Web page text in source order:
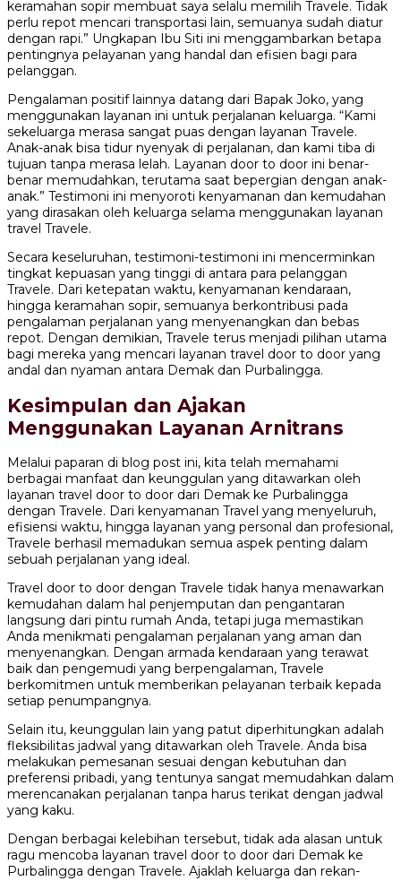
keramahan sopir membuat saya selalu memilih Travele. Tidak
perlu repot mencari transportasi lain, semuanya sudah diatur
dengan rapi.” Ungkapan Ibu Siti ini menggambarkan betapa
pentingnya pelayanan yang handal dan efisien bagi para
pelanggan.
Pengalaman positif lainnya datang dari Bapak Joko, yang
menggunakan layanan ini untuk perjalanan keluarga. “Kami
sekeluarga merasa sangat puas dengan layanan Travele.
Anak-anak bisa tidur nyenyak di perjalanan, dan kami tiba di
tujuan tanpa merasa lelah. Layanan door to door ini benar-
benar memudahkan, terutama saat bepergian dengan anak-
anak.” Testimoni ini menyoroti kenyamanan dan kemudahan
yang dirasakan oleh keluarga selama menggunakan layanan
travel Travele.
Secara keseluruhan, testimoni-testimoni ini mencerminkan
tingkat kepuasan yang tinggi di antara para pelanggan
Travele. Dari ketepatan waktu, kenyamanan kendaraan,
hingga keramahan sopir, semuanya berkontribusi pada
pengalaman perjalanan yang menyenangkan dan bebas
repot. Dengan demikian, Travele terus menjadi pilihan utama
bagi mereka yang mencari layanan travel door to door yang
andal dan nyaman antara Demak dan Purbalingga.
Kesimpulan dan Ajakan
Menggunakan Layanan Arnitrans
Melalui paparan di blog post ini, kita telah memahami
berbagai manfaat dan keunggulan yang ditawarkan oleh
layanan travel door to door dari Demak ke Purbalingga
dengan Travele. Dari kenyamanan Travel yang menyeluruh,
efisiensi waktu, hingga layanan yang personal dan profesional,
Travele berhasil memadukan semua aspek penting dalam
sebuah perjalanan yang ideal.
Travel door to door dengan Travele tidak hanya menawarkan
kemudahan dalam hal penjemputan dan pengantaran
langsung dari pintu rumah Anda, tetapi juga memastikan
Anda menikmati pengalaman perjalanan yang aman dan
menyenangkan. Dengan armada kendaraan yang terawat
baik dan pengemudi yang berpengalaman, Travele
berkomitmen untuk memberikan pelayanan terbaik kepada
setiap penumpangnya.
Selain itu, keunggulan lain yang patut diperhitungkan adalah
fleksibilitas jadwal yang ditawarkan oleh Travele. Anda bisa
melakukan pemesanan sesuai dengan kebutuhan dan
preferensi pribadi, yang tentunya sangat memudahkan dalam
merencanakan perjalanan tanpa harus terikat dengan jadwal
yang kaku.
Dengan berbagai kelebihan tersebut, tidak ada alasan untuk
ragu mencoba layanan travel door to door dari Demak ke
Purbalingga dengan Travele. Ajaklah keluarga dan rekan-